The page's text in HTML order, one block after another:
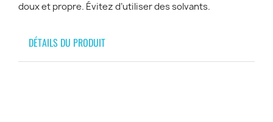
doux et propre. Évitez d’utiliser des solvants.
DÉTAILS DU PRODUIT